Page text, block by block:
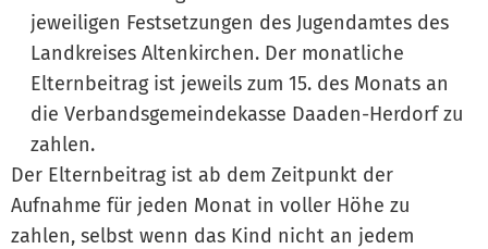
jeweiligen Festsetzungen des Jugendamtes des
Landkreises Altenkirchen. Der monatliche
Elternbeitrag ist jeweils zum 15. des Monats an
die Verbandsgemeindekasse Daaden-Herdorf zu
zahlen.
Der Elternbeitrag ist ab dem Zeitpunkt der
Aufnahme für jeden Monat in voller Höhe zu
zahlen, selbst wenn das Kind nicht an jedem